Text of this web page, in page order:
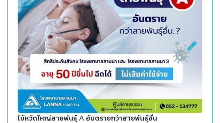
ไข้หวัดใหญ่สายพันธุ์ A อันตรายกว่าสายพันธุ์อื่น